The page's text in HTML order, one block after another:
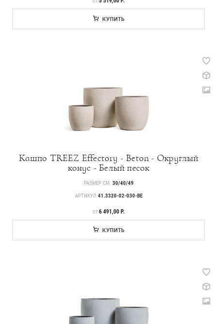
КУПИТЬ
Кашпо TREEZ Effectory - Beton - Округлый
конус - Белый песок
РАЗМЕР СМ. 30/40/49
АРТИКУЛ 41.3320-02-030-BE
ЦЕНА
ОТ6 491,00 Р.
КУПИТЬ